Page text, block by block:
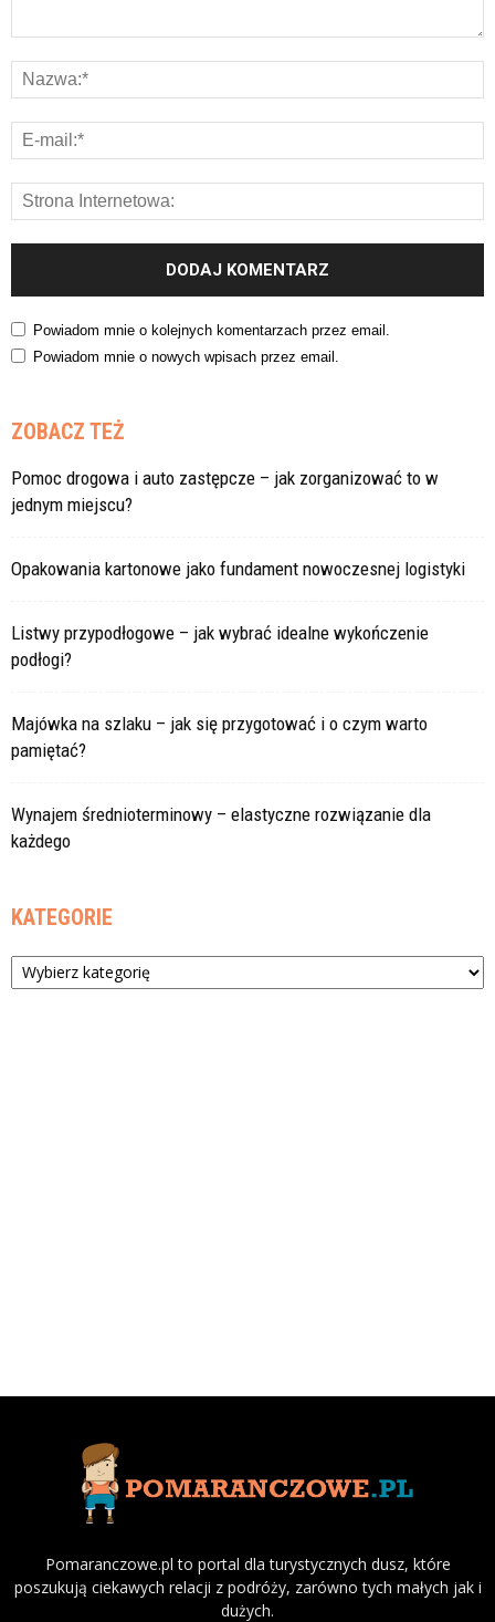
Powiadom mnie o kolejnych komentarzach przez email.
Powiadom mnie o nowych wpisach przez email.
ZOBACZ TEŻ
Pomoc drogowa i auto zastępcze – jak zorganizować to w
jednym miejscu?
Opakowania kartonowe jako fundament nowoczesnej logistyki
Listwy przypodłogowe – jak wybrać idealne wykończenie
podłogi?
Majówka na szlaku – jak się przygotować i o czym warto
pamiętać?
Wynajem średnioterminowy – elastyczne rozwiązanie dla
każdego
KATEGORIE
Kategorie
Pomaranczowe.pl to portal dla turystycznych dusz, które
poszukują ciekawych relacji z podróży, zarówno tych małych jak i
dużych.